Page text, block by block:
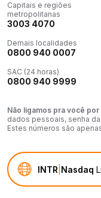
Capitais e regiões
metropolitanas
3003 4070
Demais localidades
0800 940 0007
SAC (24 horas)
0800 940 9999
Não ligamos pra você
dados pessoais, senha
Estes números são
INTR Nasdaq